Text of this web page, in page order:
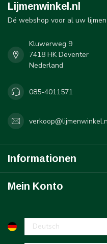
Lijmenwinkel.nl
Dé webshop voor al uw lijmen
Kluwerweg 9
7418 HK Deventer
Nederland
085-4011571
Informationen
Mein Konto